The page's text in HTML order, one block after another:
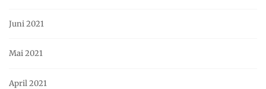
Juni 2021
Mai 2021
April 2021